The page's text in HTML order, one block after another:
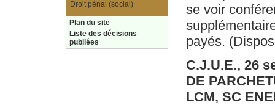
se voir
payés.
C.J.U.E., 26
DE
LCM, SC
Droit pénal (social)
Plan du site
Liste des décisions
publiées